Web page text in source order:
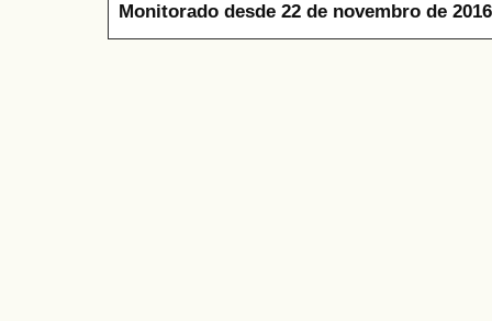
Monitorado desde 22 de novembro de